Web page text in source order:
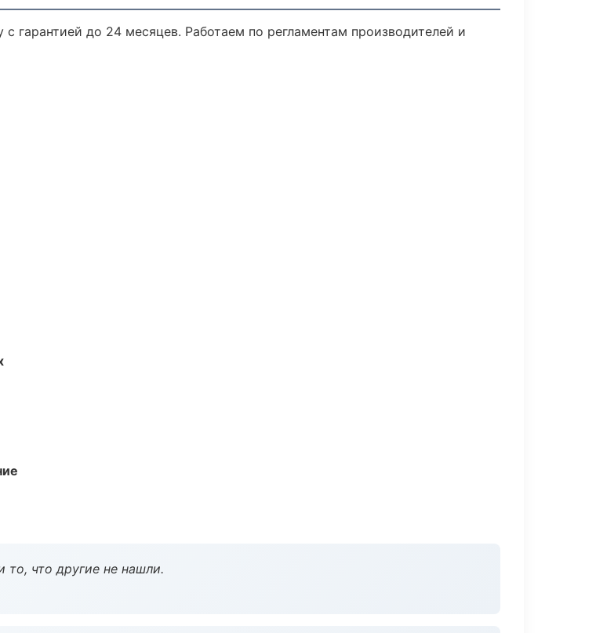
гарантией до 24 месяцев. Работаем по регламентам производителей и
то, что другие не нашли.